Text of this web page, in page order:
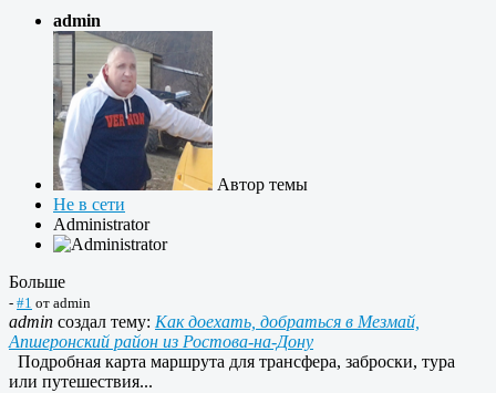
admin
Автор темы
Не в сети
Administrator
Больше
- #1 от admin
admin создал тему: Как доехать, добраться в Мезмай,
Апшеронский район из Ростова-на-Дону
Подробная карта маршрута для трансфера, заброски, тура
или путешествия...